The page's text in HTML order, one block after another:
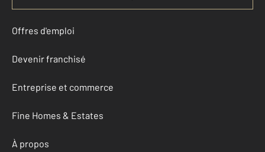
Offres d'emploi
Devenir franchisé
Entreprise et commerce
Fine Homes & Estates
À propos